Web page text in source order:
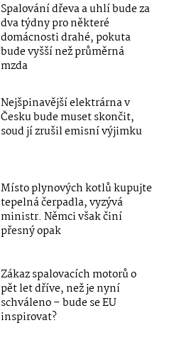
Spalování dřeva a uhlí bude za
dva týdny pro některé
domácnosti drahé, pokuta
bude vyšší než průměrná
mzda
Nejšpinavější elektrárna v
Česku bude muset skončit,
soud jí zrušil emisní výjimku
Místo plynových kotlů kupujte
tepelná čerpadla, vyzývá
ministr. Němci však činí
přesný opak
Zákaz spalovacích motorů o
pět let dříve, než je nyní
schváleno – bude se EU
inspirovat?